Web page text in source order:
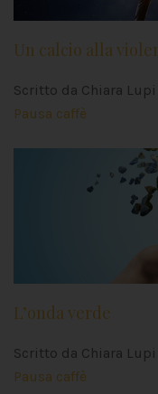
Un calcio alla
Scritto da Chiara
Pausa caffè
L’onda verde
Scritto da Chiara
Pausa caffè